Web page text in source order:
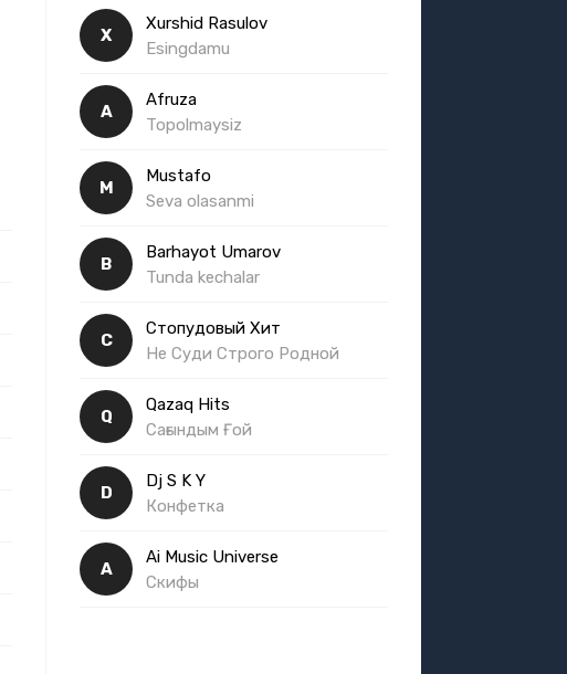
X
Xurshid Rasulov
Esingdamu
A
Afruza
Topolmaysiz
M
Mustafo
Seva olasanmi
B
Barhayot Umarov
Tunda kechalar
С
Стопудовый Хит
Не Суди Строго Родной
Q
Qazaq Hits
Сағындым Ғой
D
Dj S K Y
Конфетка
A
Ai Music Universe
Скифы